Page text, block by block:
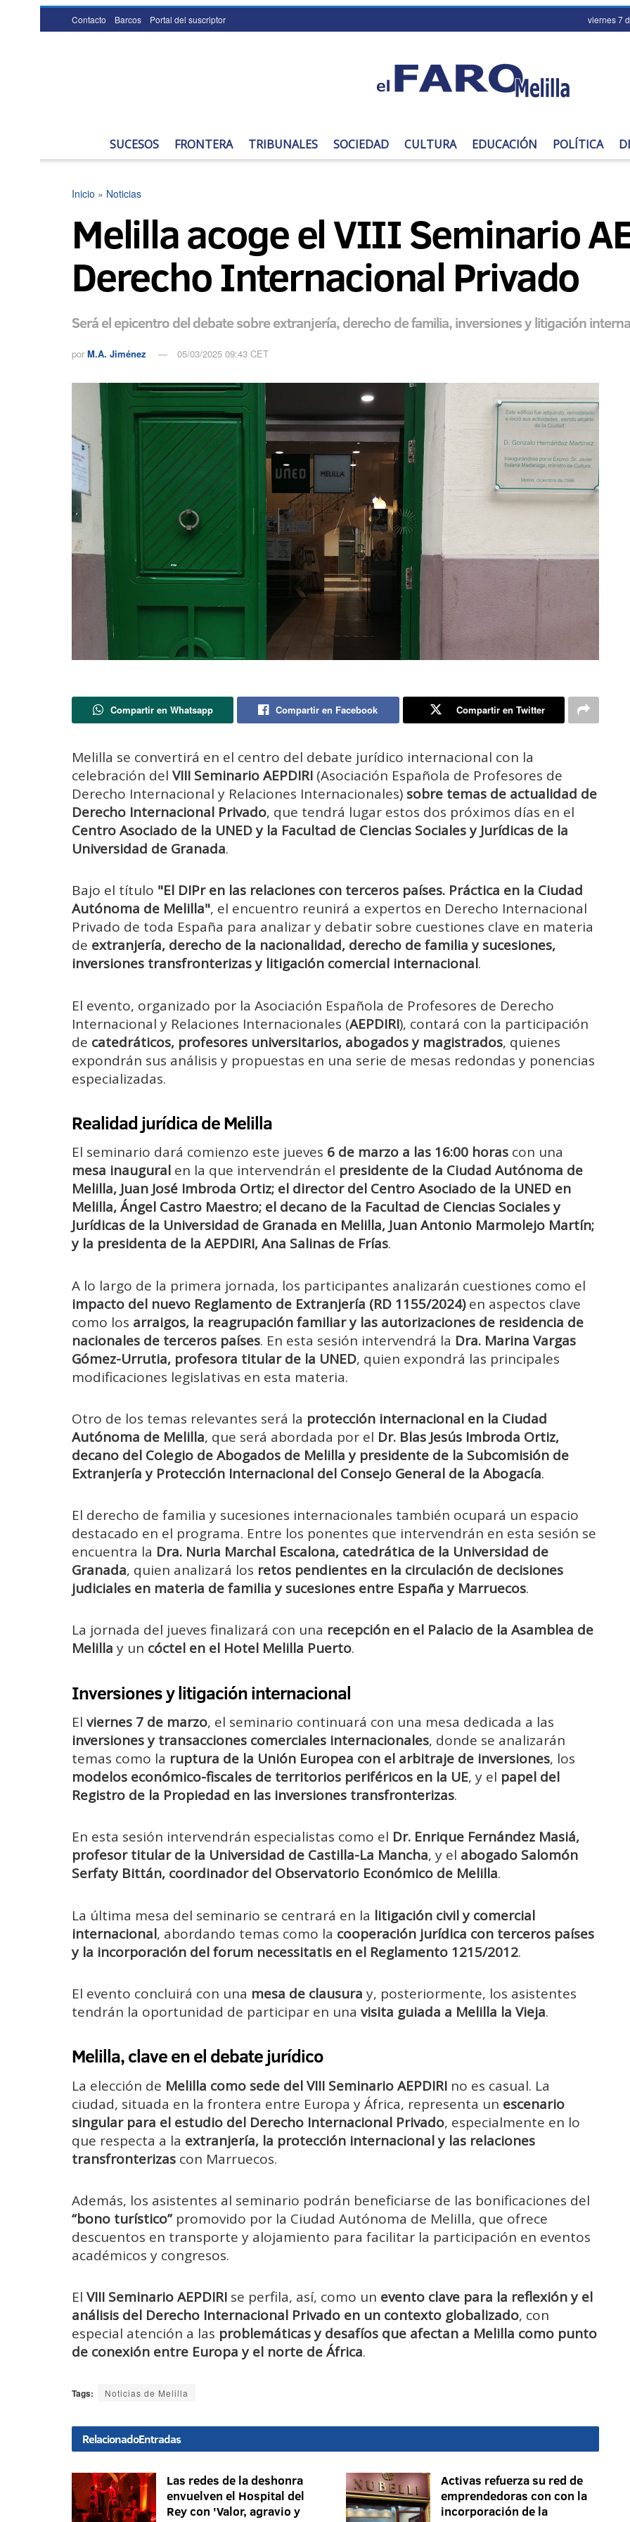
Contacto Barcos Portal del suscriptor viernes 7
SUCESOS FRONTERA TRIBUNALES SOCIEDAD CULTURA EDUCACIÓN POLÍTICA
Inicio » Noticias
Melilla acoge el VIII Seminario
Derecho Internacional Privado
Será el epicentro del debate sobre extranjería, derecho de familia, inversiones y litigación
por M.A. Jiménez 05/03/2025 09:43 CET
Compartir en Whatsapp Compartir en Facebook Compartir en Twitter
Melilla se convertirá en el centro del debate jurídico internacional con la
celebración del VIII Seminario AEPDIRI (Asociación Española de Profesores de
Derecho Internacional y Relaciones Internacionales) sobre temas de actualidad de
Derecho Internacional Privado, que tendrá lugar estos dos próximos días en el
Centro Asociado de la UNED y la Facultad de Ciencias Sociales y Jurídicas de la
Universidad de Granada.
Bajo el título "El DIPr en las relaciones con terceros países. Práctica en la Ciudad
Autónoma de Melilla", el encuentro reunirá a expertos en Derecho Internacional
Privado de toda España para analizar y debatir sobre cuestiones clave en materia
de extranjería, derecho de la nacionalidad, derecho de familia y sucesiones,
inversiones transfronterizas y litigación comercial internacional.
El evento, organizado por la Asociación Española de Profesores de Derecho
Internacional y Relaciones Internacionales (AEPDIRI), contará con la participación
de catedráticos, profesores universitarios, abogados y magistrados, quienes
expondrán sus análisis y propuestas en una serie de mesas redondas y ponencias
especializadas.
Realidad jurídica de Melilla
El seminario dará comienzo este jueves 6 de marzo a las 16:00 horas con una
mesa inaugural en la que intervendrán el presidente de la Ciudad Autónoma de
Melilla, Juan José Imbroda Ortiz; el director del Centro Asociado de la UNED en
Melilla, Ángel Castro Maestro; el decano de la Facultad de Ciencias Sociales y
Jurídicas de la Universidad de Granada en Melilla, Juan Antonio Marmolejo Martín;
y la presidenta de la AEPDIRI, Ana Salinas de Frías.
A lo largo de la primera jornada, los participantes analizarán cuestiones como el
impacto del nuevo Reglamento de Extranjería (RD 1155/2024)en aspectos clave
como los arraigos, la reagrupación familiar y las autorizaciones de residencia de
nacionales de terceros países. En esta sesión intervendrá la Dra. Marina Vargas
Gómez-Urrutia, profesora titular de la UNED, quien expondrá las principales
modificaciones legislativas en esta materia.
Otro de los temas relevantes será la protección internacional en la Ciudad
Autónoma de Melilla, que será abordada por el Dr. Blas Jesús Imbroda Ortiz,
decano del Colegio de Abogados de Melilla y presidente de la Subcomisión de
Extranjería y Protección Internacional del Consejo General de la Abogacía.
El derecho de familia y sucesiones internacionales también ocupará un espacio
destacado en el programa. Entre los ponentes que intervendrán en esta sesión se
encuentra la Dra. Nuria Marchal Escalona, catedrática de la Universidad de
Granada, quien analizará los retos pendientes en la circulación de decisiones
judiciales en materia de familia y sucesiones entre España y Marruecos.
La jornada del jueves finalizará con una recepción en el Palacio de la Asamblea de
Melilla y un cóctel en el Hotel Melilla Puerto.
Inversiones y litigación internacional
El viernes 7 de marzo, el seminario continuará con una mesa dedicada a las
inversiones y transacciones comerciales internacionales, donde se analizarán
temas como la ruptura de la Unión Europea con el arbitraje de inversiones, los
modelos económico-fiscales de territorios periféricos en la UE, y el papel del
Registro de la Propiedad en las inversiones transfronterizas.
En esta sesión intervendrán especialistas como el Dr. Enrique Fernández Masiá,
profesor titular de la Universidad de Castilla-La Mancha, y el abogado Salomón
Serfaty Bittán, coordinador del Observatorio Económico de Melilla.
La última mesa del seminario se centrará en la litigación civil y comercial
internacional, abordando temas como la cooperación jurídica con terceros países
y la incorporación del forum necessitatis en el Reglamento 1215/2012.
El evento concluirá con una mesa de clausura y, posteriormente, los asistentes
tendrán la oportunidad de participar en una visita guiada a Melilla la Vieja.
Melilla, clave en el debate jurídico
La elección de Melilla como sede del VIII Seminario AEPDIRI no es casual. La
ciudad, situada en la frontera entre Europa y África, representa un escenario
singular para el estudio del Derecho Internacional Privado, especialmente en lo
que respecta a la extranjería, la protección internacional y las relaciones
transfronterizas con Marruecos.
Además, los asistentes al seminario podrán beneficiarse de las bonificaciones del
“bono turístico” promovido por la Ciudad Autónoma de Melilla, que ofrece
descuentos en transporte y alojamiento para facilitar la participación en eventos
académicos y congresos.
El VIII Seminario AEPDIRI se perfila, así, como un evento clave para la reflexión y el
análisis del Derecho Internacional Privado en un contexto globalizado, con
especial atención a las problemáticas y desafíos que afectan a Melilla como punto
de conexión entre Europa y el norte de África.
Tags: Noticias de Melilla
RelacionadoEntradas
Las redes de la deshonra
envuelven el Hospital del
Rey con 'Valor, agravio y
Activas refuerza su red de
emprendedoras con con la
incorporación de la